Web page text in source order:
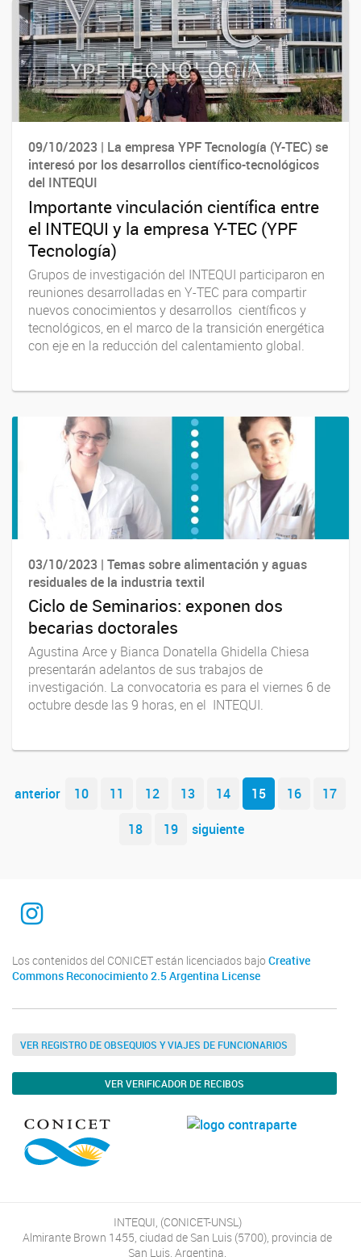
09/10/2023 | La empresa YPF Tecnología (Y-TEC) se
interesó por los desarrollos científico-tecnológicos
del INTEQUI
Importante vinculación científica entre
el INTEQUI y la empresa Y-TEC (YPF
Tecnología)
Grupos de investigación del INTEQUI participaron en
reuniones desarrolladas en Y-TEC para compartir
nuevos conocimientos y desarrollos científicos y
tecnológicos, en el marco de la transición energética
con eje en la reducción del calentamiento global.
03/10/2023 | Temas sobre alimentación y aguas
residuales de la industria textil
Ciclo de Seminarios: exponen dos
becarias doctorales
Agustina Arce y Bianca Donatella Ghidella Chiesa
presentarán adelantos de sus trabajos de
investigación. La convocatoria es para el viernes 6 de
octubre desde las 9 horas, en el INTEQUI.
Navegador de artículos
anterior 10 11 12 13 14 15 16
17
18
19 siguiente
INTEQUI
Los contenidos del CONICET están licenciados bajo Creative
Commons Reconocimiento 2.5 Argentina License
VER REGISTRO DE OBSEQUIOS Y VIAJES DE FUNCIONARIOS
VER VERIFICADOR DE RECIBOS
INTEQUI, (CONICET-UNSL)
Almirante Brown 1455, ciudad de San Luis (5700), provincia de
San Luis, Argentina.